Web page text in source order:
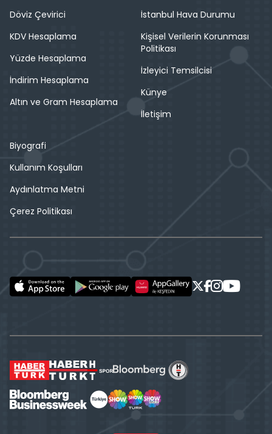
Döviz Çevirici
KDV Hesaplama
Yüzde Hesaplama
İndirim Hesaplama
Altın ve Gram Hesaplama
İstanbul Hava Durumu
Kişisel Verilerin Korunması
Politikası
İzleyici Temsilcisi
Künye
İletişim
Biyografi
Kullanım Koşulları
Aydınlatma Metni
Çerez Politikası